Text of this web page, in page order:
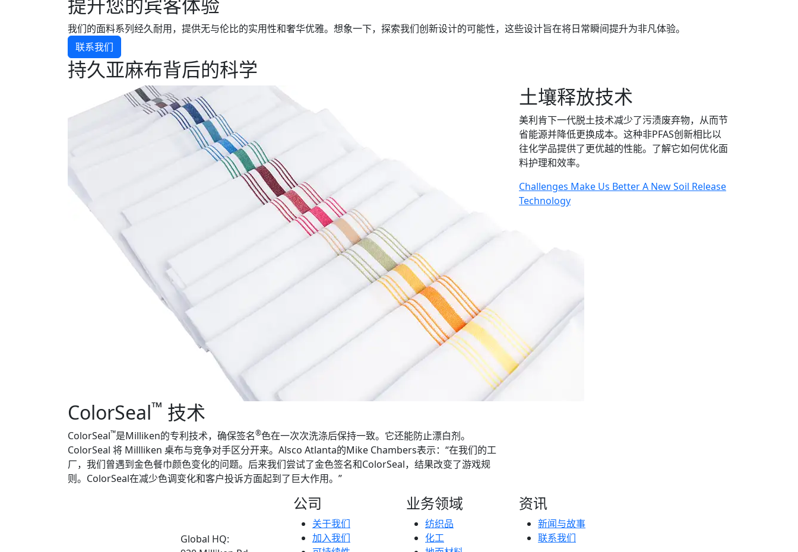
我们的面料系列经久耐用，提供无与伦比的实用性和奢华优雅。想象一下，探索我们创新设计的可能性，这些设计旨在将日常瞬间提升为非凡体验。
联系我们
持久亚麻布背后的科学
ColorSeal™ 技术
ColorSeal™是Milliken的专利技术，确保签名®色在一次次洗涤后保持一致。它还能防止漂白剂。
ColorSeal 将 Millliken 桌布与竞争对手区分开来。Alsco Atlanta的Mike Chambers表示：“在我们的工
厂，我们曾遇到金色餐巾颜色变化的问题。后来我们尝试了金色签名和ColorSeal，结果改变了游戏规
则。ColorSeal在减少色调变化和客户投诉方面起到了巨大作用。”
土壤释放技术
美利肯下一代脱土技术减少了污渍废弃物，从而节
省能源并降低更换成本。这种非PFAS创新相比以
往化学品提供了更优越的性能。了解它如何优化面
料护理和效率。
Challenges Make Us Better A New Soil Release
Technology
Global HQ:
公司
关于我们
加入我们
业务领域
纺织品
化工
资讯
新闻与故事
联系我们